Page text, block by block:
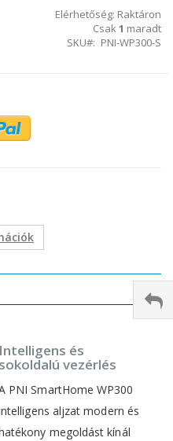
Elérhetőség: Raktáron
Csak1 maradt
SKU
PNI-WP300-S
Intelligens és
sokoldalú vezérlés
PNI SmartHome WP300
aljzat modern és
megoldást kínál